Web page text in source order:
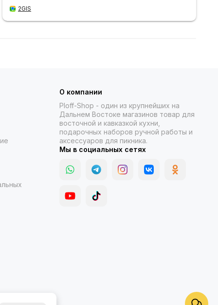
2GIS
О компании
Ploff-Shop - один из крупнейших на
Дальнем Востоке магазинов товар для
восточной и кавказкой кухни,
подарочных наборов ручной работы и
аксессуаров для пикника.
Мы в социальных сетях